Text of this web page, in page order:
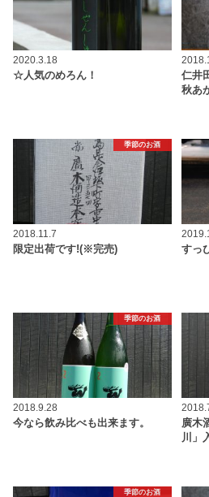
2020.3.18
☆人気のめろん！
仁井
秋あ
季節のお酒
2018.11.7
限定出荷です!(※完売)
すっ
季節のお酒
2018.9.28
今なら飲み比べも出来ます。
廣木
川」
季節のお酒